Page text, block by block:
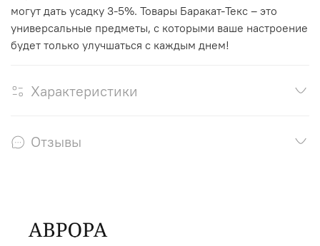
могут дать усадку 3-5%. Товары Баракат-Текс – это
универсальные предметы, с которыми ваше настроение
будет только улучшаться с каждым днем!
Характеристики
Отзывы